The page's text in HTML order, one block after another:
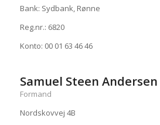
Bank: Sydbank, Rønne
Reg.nr.: 6820
Konto: 00 01 63 46 46
Samuel Steen Andersen
Formand
Nordskovvej 4B